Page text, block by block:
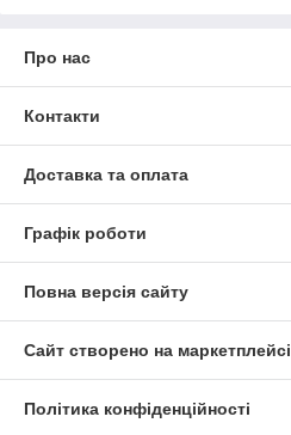
Про нас
Контакти
Доставка та оплата
Графік роботи
Повна версія сайту
Сайт створено на маркетплейсі
Політика конфіденційності